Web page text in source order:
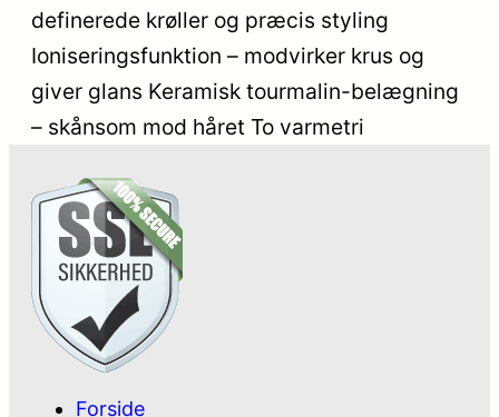
definerede krøller og præcis styling
Ioniseringsfunktion – modvirker krus og
giver glans Keramisk tourmalin-belægning
– skånsom mod håret To varmetri
Forside